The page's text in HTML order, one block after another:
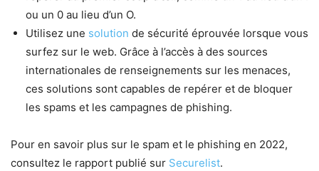
ou un 0 au lieu d’un O.
Utilisez une solution de sécurité éprouvée lorsque vous
surfez sur le web. Grâce à l’accès à des sources
internationales de renseignements sur les menaces,
ces solutions sont capables de repérer et de bloquer
les spams et les campagnes de phishing.
Pour en savoir plus sur le spam et le phishing en 2022,
consultez le rapport publié sur Securelist.